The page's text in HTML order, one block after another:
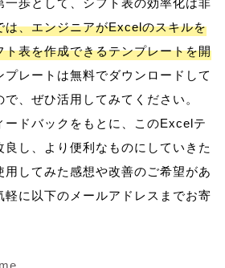
一歩として、シフト表の効率化は非
は、エンジニアがExcelのスキルを
ト表を作成できるテンプレートを開
プレートは無料でダウンロードして
、ぜひ活用してみてください。
ードバックをもとに、このExcelテ
良し、より便利なものにしていきた
用してみた感想や改善のご希望があ
軽に以下のメールアドレスまでお寄